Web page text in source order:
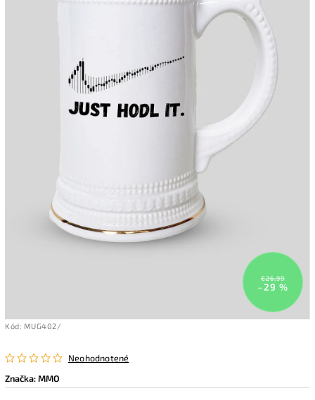
€26,99
–29 %
Kód: MUG402/
Neohodnotené
Značka:MMO